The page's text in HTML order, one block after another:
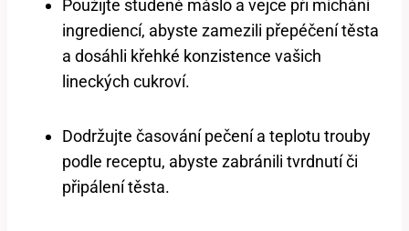
Použijte studené máslo a vejce při míchání
ingrediencí, abyste zamezili přepéčení těsta
a dosáhli křehké konzistence vašich
lineckých cukroví.
Dodržujte časování pečení a teplotu trouby
podle receptu, abyste zabránili tvrdnutí či
připálení těsta.